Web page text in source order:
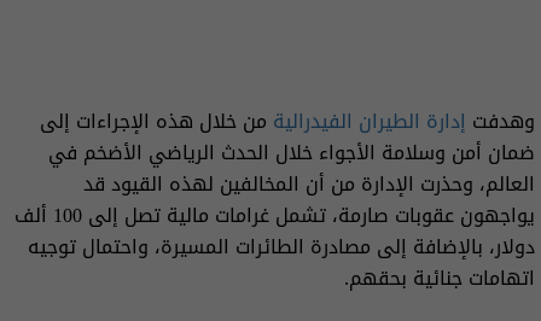
وهدفت إدارة الطيران الفيدرالية من خلال هذه الإجراءات إلى
ضمان أمن وسلامة الأجواء خلال الحدث الرياضي الأضخم في
العالم، وحذرت الإدارة من أن المخالفين لهذه القيود قد
يواجهون عقوبات صارمة، تشمل غرامات مالية تصل إلى 100 ألف
دولار، بالإضافة إلى مصادرة الطائرات المسيرة، واحتمال توجيه
اتهامات جنائية بحقهم.